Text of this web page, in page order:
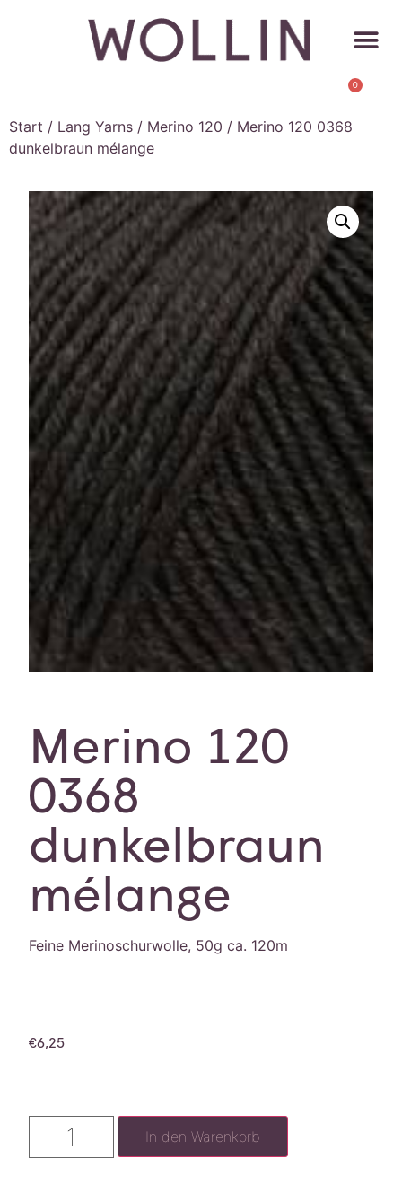
0
Start / Lang Yarns / Merino 120 / Merino 120 0368
dunkelbraun mélange
Merino 120
0368
dunkelbraun
mélange
Feine Merinoschurwolle, 50g ca. 120m
€6,25
In den Warenkorb